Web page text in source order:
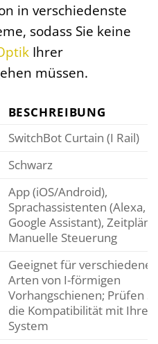
in verschiedenste
sodass Sie keine
Ihrer
müssen.
BESCHREIBUNG
SwitchBot Curtain (I Rail)
Schwarz
App (iOS/Android),
Sprachassistenten (Alexa,
Google Assistant),
Manuelle Steuerung
Geeignet für verschiedene
Arten von I-förmigen
Vorhangschienen; Prüfen
die Kompatibilität mit
System